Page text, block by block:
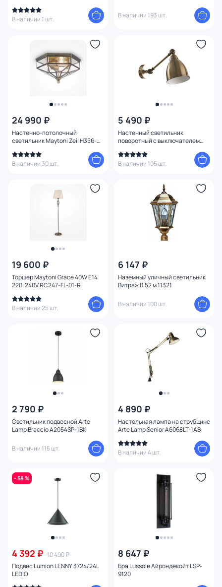
В наличии 1 шт.
В наличии 193 шт.
24 990 ₽
Настенно-потолочный
светильник Maytoni Zeil H356-
В наличии 30 шт.
5 490 ₽
Настенный светильник
поворотный с выключателем
В наличии 105 шт.
19 600 ₽
Торшер Maytoni Grace 40W E14
220-240V RC247-FL-01-R
В наличии 25 шт.
6 147 ₽
Наземный уличный светильник
Витраж 0,52 м 11321
В наличии 100 шт.
2 790 ₽
Светильник подвесной Arte
Lamp Braccio A2054SP-1BK
В наличии 115 шт.
4 890 ₽
Настольная лампа на струбцине
Arte Lamp Senior A6068LT-1AB
В наличии 4 шт.
- 58 %
4 392 ₽ 10 490 ₽
Подвес Lumion LENNY 3724/24L
LEDIO
8 647 ₽
Бра Lussole Айрондекойт LSP-
9120